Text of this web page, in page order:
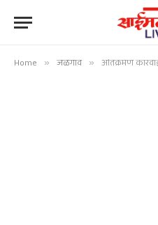
Home » जळगाव » अतिक्रमण कारवाईत